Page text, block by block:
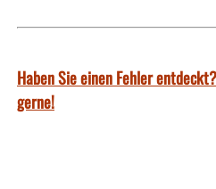
Haben Sie einen Fehler
gerne!